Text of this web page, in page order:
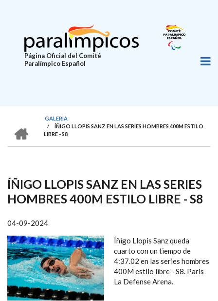
principal
Página Oficial del Comité
Paralímpico Español
SOBRESCRIBIR
ENLACES
AYUDA
A
LA
NAVEGACIÓN
GALERIA
/
ÍÑIGO LLOPIS SANZ EN LAS SERIES HOMBRES 400M ESTILO
LIBRE - S8
ÍÑIGO LLOPIS SANZ EN LAS SERIES
HOMBRES 400M ESTILO LIBRE - S8
04-09-2024
Íñigo Llopis Sanz queda
cuarto con un tiempo de
4:37.02 en las series hombres
400M estilo libre - S8. Paris
La Defense Arena.